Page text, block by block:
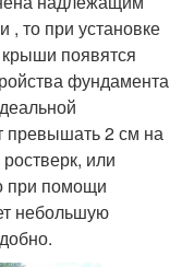
то при установке
появятся
фундамента
превышать 2 см на
или
при помощи
небольшую